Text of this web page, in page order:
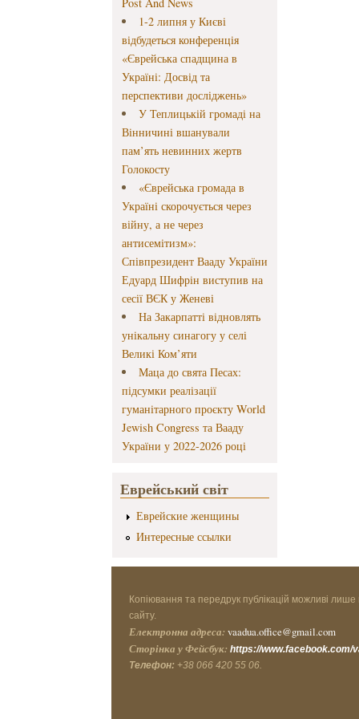
1-2 липня у Києві
відбудеться конференція
«Єврейська спадщина в
Україні: Досвід та
перспективи досліджень»
У Теплицькій громаді на
Вінничині вшанували
пам’ять невинних жертв
Голокосту
«Єврейська громада в
Україні скорочується через
війну, а не через
антисемітизм»:
Співпрезидент Вааду України
Едуард Шифрін виступив на
сесії ВЄК у Женеві
На Закарпатті відновлять
унікальну синагогу у селі
Великі Ком’яти
Маца до свята Песах:
підсумки реалізації
гуманітарного проєкту World
Jewish Congress та Вааду
України у 2022-2026 році
Еврейський світ
Еврейские женщины
Интересные ссылки
Копіювання та передрук публікацій можливі лише
сайту.
Електронна адреса: vaadua.office@gmail.com
Сторінка у Фейсбук: https://www.facebook.com/
Телефон: +38 066 420 55 06.